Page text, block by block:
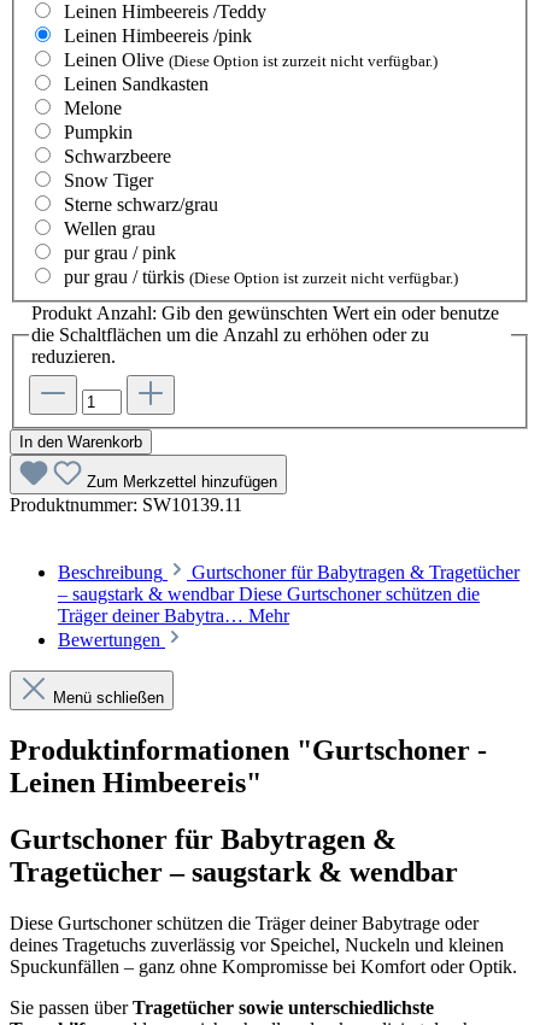
Leinen Himbeereis /Teddy
Leinen Himbeereis /pink
Leinen Olive (Diese Option ist zurzeit nicht verfügbar.)
Leinen Sandkasten
Melone
Pumpkin
Schwarzbeere
Snow Tiger
Sterne schwarz/grau
Wellen grau
pur grau / pink
pur grau / türkis (Diese Option ist zurzeit nicht verfügbar.)
Produkt Anzahl: Gib den gewünschten Wert ein oder benutze
die Schaltflächen um die Anzahl zu erhöhen oder zu
reduzieren.
In den Warenkorb
Zum Merkzettel hinzufügen
Produktnummer: SW10139.11
Beschreibung
Gurtschoner für Babytragen & Tragetücher
– saugstark & wendbar Diese Gurtschoner schützen die
Träger deiner Babytra… Mehr
Bewertungen
Menü schließen
Produktinformationen "Gurtschoner -
Leinen Himbeereis"
Gurtschoner für Babytragen &
Tragetücher – saugstark & wendbar
Diese Gurtschoner schützen die Träger deiner Babytrage oder
deines Tragetuchs zuverlässig vor Speichel, Nuckeln und kleinen
Spuckunfällen – ganz ohne Kompromisse bei Komfort oder Optik.
Sie passen überTragetücher sowie unterschiedlichste